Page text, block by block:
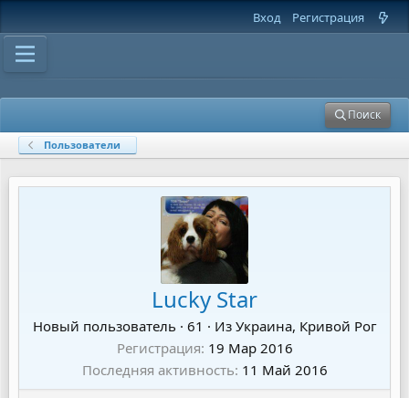
Вход Регистрация
Поиск
Пользователи
Lucky Star
Новый пользователь · 61 · Из Украина, Кривой Рог
Регистрация 19 Мар 2016
Последняя активность 11 Май 2016